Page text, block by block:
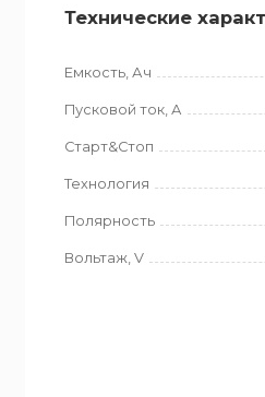
Технические
Емкость, Ач
Пусковой ток, А
Старт&Стоп
Технология
Полярность
Вольтаж, V